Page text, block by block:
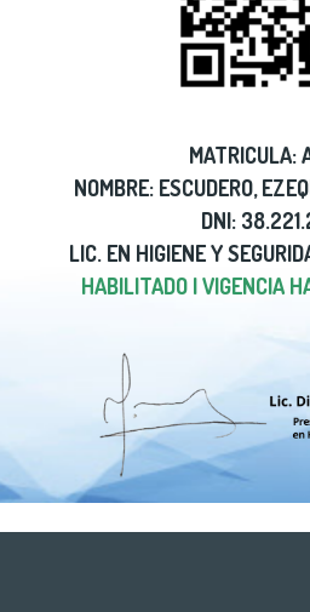
MATRICULA:
NOMBRE: ESCUDERO,
DNI:
LIC. EN HIGIENE Y
HABILITADO | VIGENCIA